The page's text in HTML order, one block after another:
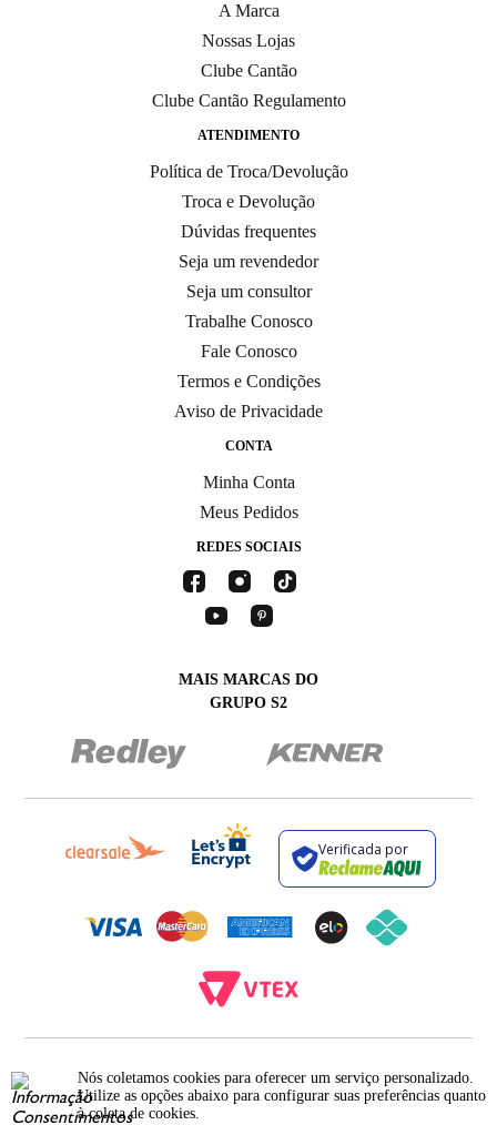
Nós coletamos cookies para oferecer um serviço personalizado.
Utilize as opções abaixo para configurar suas preferências quanto
à coleta de cookies.
A Marca
Nossas Lojas
Clube Cantão
Clube Cantão Regulamento
ATENDIMENTO
Política de Troca/Devolução
Troca e Devolução
Dúvidas frequentes
Seja um revendedor
Seja um consultor
Trabalhe Conosco
Fale Conosco
Termos e Condições
Aviso de Privacidade
CONTA
Minha Conta
Meus Pedidos
REDES SOCIAIS
MAIS MARCAS DO
GRUPO S2
Verificada por
12.093.445/0002-23
RUA JUMECY RODRIGUES GOMES, 331 - ANEXO 2 - CENTRO - PIRAÍ - RIO DE
JANEIRO. CEP.: 27.175-000